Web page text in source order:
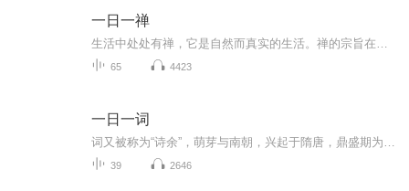
一日一禅
65 4423
一日一词
39 2646